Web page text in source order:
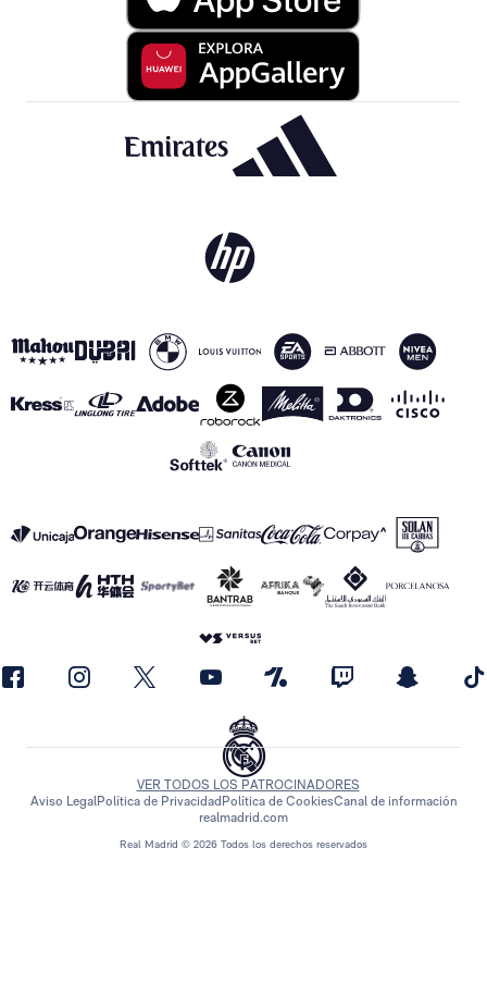
Real Madrid © 2026 Todos los derechos reservados
VER TODOS LOS PATROCINADORES
Aviso LegalPolítica de Privacidad Política de CookiesCanal de información
realmadrid.com